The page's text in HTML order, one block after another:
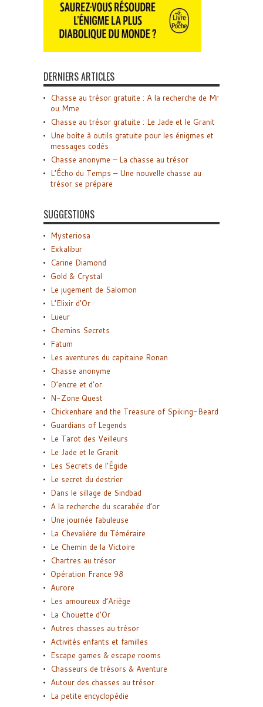
DERNIERS ARTICLES
Chasse au trésor gratuite : A la recherche de Mr
ou Mme
Chasse au trésor gratuite : Le Jade et le Granit
Une boîte à outils gratuite pour les énigmes et
messages codés
Chasse anonyme – La chasse au trésor
L’Écho du Temps – Une nouvelle chasse au
trésor se prépare
SUGGESTIONS
Mysteriosa
Exkalibur
Carine Diamond
Gold & Crystal
Le jugement de Salomon
L’Elixir d’Or
Lueur
Chemins Secrets
Fatum
Les aventures du capitaine Ronan
Chasse anonyme
D’encre et d’or
N-Zone Quest
Chickenhare and the Treasure of Spiking-Beard
Guardians of Legends
Le Tarot des Veilleurs
Le Jade et le Granit
Les Secrets de l’Égide
Le secret du destrier
Dans le sillage de Sindbad
A la recherche du scarabée d’or
Une journée fabuleuse
La Chevalière du Téméraire
Le Chemin de la Victoire
Chartres au trésor
Opération France 98
Aurore
Les amoureux d’Ariège
La Chouette d’Or
Autres chasses au trésor
Activités enfants et familles
Escape games & escape rooms
Chasseurs de trésors & Aventure
Autour des chasses au trésor
La petite encyclopédie